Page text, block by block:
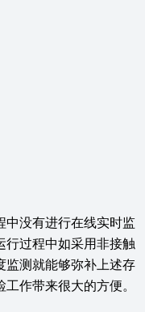
中没有进行在线实时监
行过程中如采用非接触
监测就能够弥补上述存
作带来很大的方便。